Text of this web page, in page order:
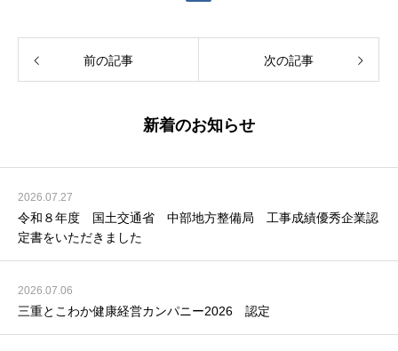
前の記事 次の記事
新着のお知らせ
2026.07.27
令和８年度 国土交通省 中部地方整備局 工事成績優秀企業認
定書をいただきました
2026.07.06
三重とこわか健康経営カンパニー2026 認定